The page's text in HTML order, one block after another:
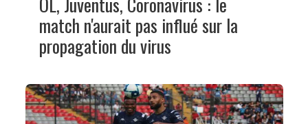
match n'aurait pas influé sur la
propagation du virus